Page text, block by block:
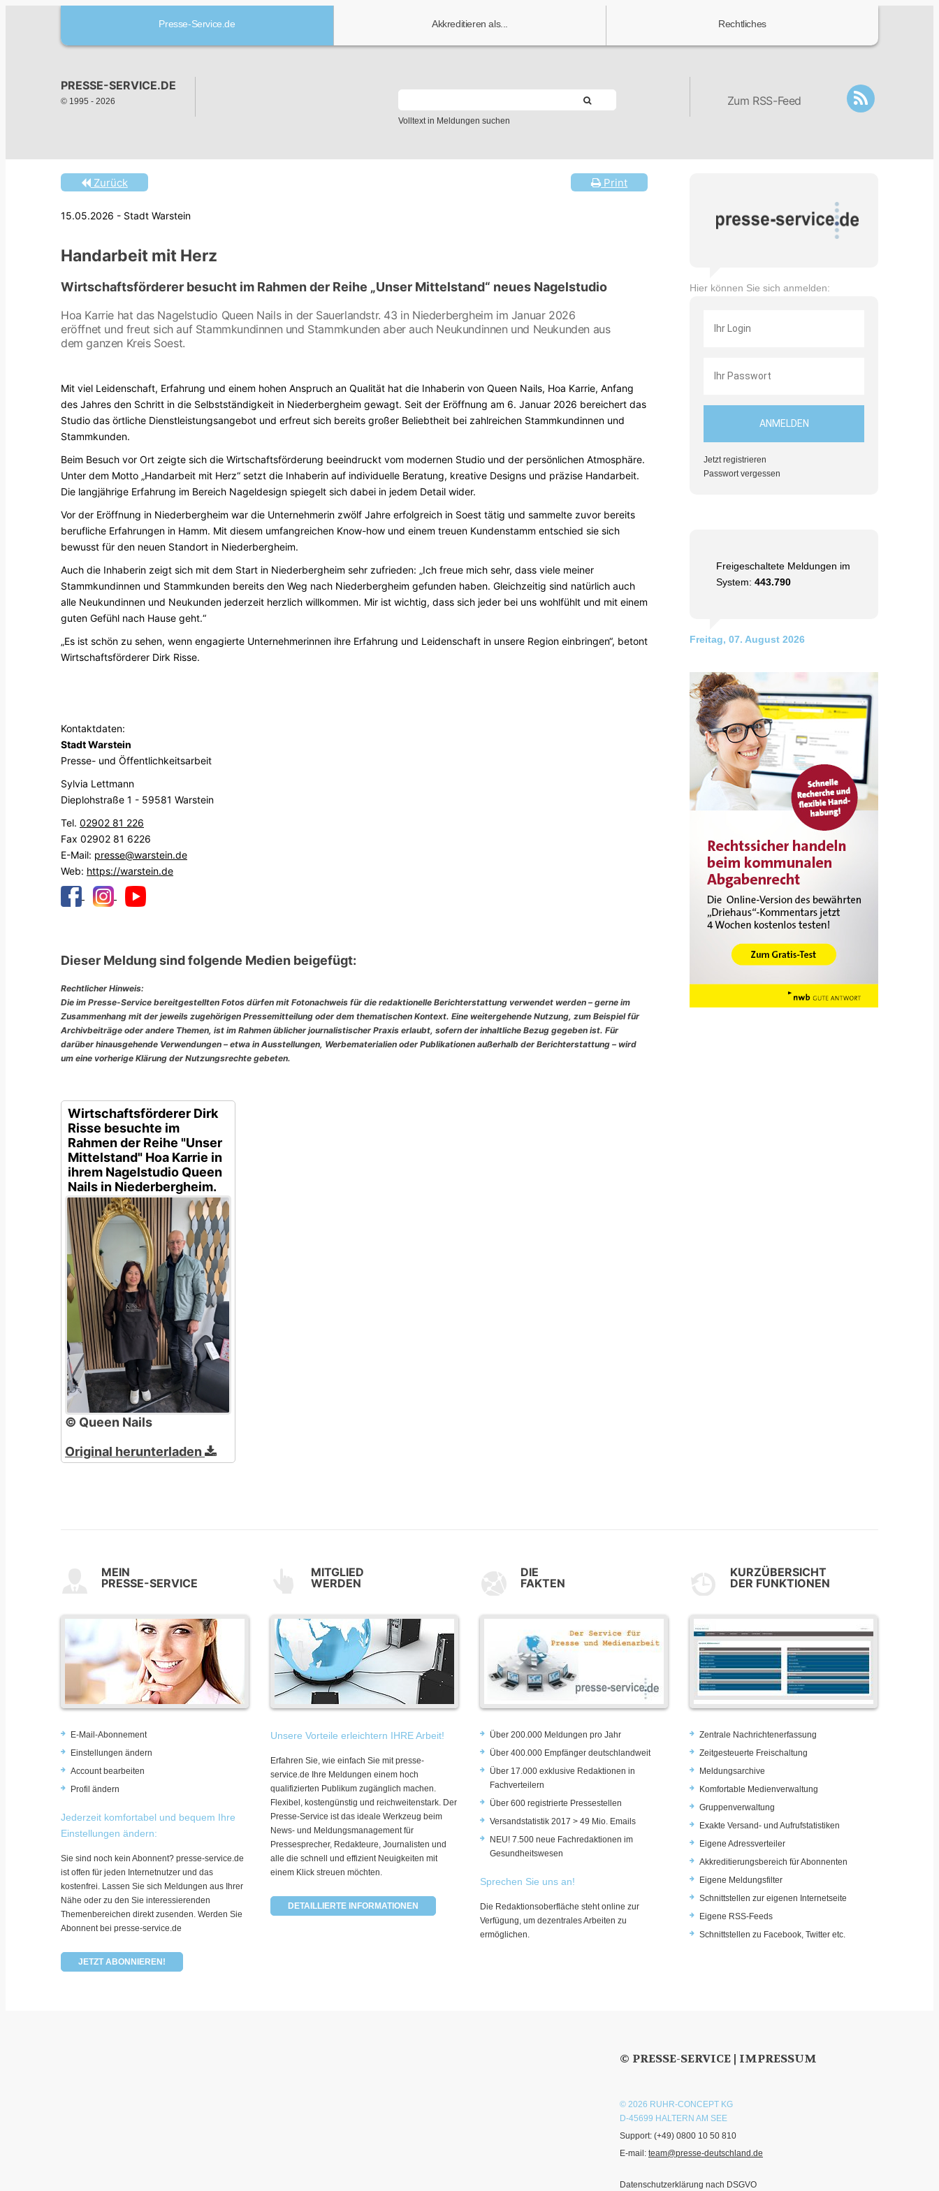
Presse-Service.de Akkreditieren als... Rechtliches
PRESSE-SERVICE.DE
© 1995 - 2026
Volltext in Meldungen suchen
Zum RSS-Feed
Print
Zurück
15.05.2026 - Stadt Warstein
Handarbeit mit Herz
Wirtschaftsförderer besucht im Rahmen der Reihe „Unser Mittelstand“ neues Nagelstudio
Hoa Karrie hat das Nagelstudio Queen Nails in der Sauerlandstr. 43 in Niederbergheim im Januar 2026
eröffnet und freut sich auf Stammkundinnen und Stammkunden aber auch Neukundinnen und Neukunden aus
dem ganzen Kreis Soest.
Mit viel Leidenschaft, Erfahrung und einem hohen Anspruch an Qualität hat die Inhaberin von Queen Nails, Hoa Karrie, Anfang
des Jahres den Schritt in die Selbstständigkeit in Niederbergheim gewagt. Seit der Eröffnung am 6. Januar 2026 bereichert das
Studio das örtliche Dienstleistungsangebot und erfreut sich bereits großer Beliebtheit bei zahlreichen Stammkundinnen und
Stammkunden.
Beim Besuch vor Ort zeigte sich die Wirtschaftsförderung beeindruckt vom modernen Studio und der persönlichen Atmosphäre.
Unter dem Motto „Handarbeit mit Herz“ setzt die Inhaberin auf individuelle Beratung, kreative Designs und präzise Handarbeit.
Die langjährige Erfahrung im Bereich Nageldesign spiegelt sich dabei in jedem Detail wider.
Vor der Eröffnung in Niederbergheim war die Unternehmerin zwölf Jahre erfolgreich in Soest tätig und sammelte zuvor bereits
berufliche Erfahrungen in Hamm. Mit diesem umfangreichen Know-how und einem treuen Kundenstamm entschied sie sich
bewusst für den neuen Standort in Niederbergheim.
Auch die Inhaberin zeigt sich mit dem Start in Niederbergheim sehr zufrieden: „Ich freue mich sehr, dass viele meiner
Stammkundinnen und Stammkunden bereits den Weg nach Niederbergheim gefunden haben. Gleichzeitig sind natürlich auch
alle Neukundinnen und Neukunden jederzeit herzlich willkommen. Mir ist wichtig, dass sich jeder bei uns wohlfühlt und mit einem
guten Gefühl nach Hause geht.“
„Es ist schön zu sehen, wenn engagierte Unternehmerinnen ihre Erfahrung und Leidenschaft in unsere Region einbringen“, betont
Wirtschaftsförderer Dirk Risse.
Kontaktdaten:
Stadt Warstein
Presse- und Öffentlichkeitsarbeit
Sylvia Lettmann
Dieplohstraße 1 - 59581 Warstein
Tel. 02902 81 226
Fax 02902 81 6226
E-Mail: presse@warstein.de
Web: https://warstein.de
Dieser Meldung sind folgende Medien beigefügt:
Rechtlicher Hinweis:
Die im Presse-Service bereitgestellten Fotos dürfen mit Fotonachweis für die redaktionelle Berichterstattung verwendet werden – gerne im
Zusammenhang mit der jeweils zugehörigen Pressemitteilung oder dem thematischen Kontext. Eine weitergehende Nutzung, zum Beispiel für
Archivbeiträge oder andere Themen, ist im Rahmen üblicher journalistischer Praxis erlaubt, sofern der inhaltliche Bezug gegeben ist. Für
darüber hinausgehende Verwendungen – etwa in Ausstellungen, Werbematerialien oder Publikationen außerhalb der Berichterstattung – wird
um eine vorherige Klärung der Nutzungsrechte gebeten.
Wirtschaftsförderer Dirk
Risse besuchte im
Rahmen der Reihe "Unser
Mittelstand" Hoa Karrie in
ihrem Nagelstudio Queen
Nails in Niederbergheim.
© Queen Nails
Original herunterladen
Hier können Sie sich anmelden:
Jetzt registrieren
Passwort vergessen
Freigeschaltete Meldungen im
System: 443.790
Freitag, 07. August 2026
MEIN
PRESSE-SERVICE
E-Mail-Abonnement
Einstellungen ändern
Account bearbeiten
Profil ändern
Jederzeit komfortabel und bequem Ihre
Einstellungen ändern:
Sie sind noch kein Abonnent? presse-service.de
ist offen für jeden Internetnutzer und das
kostenfrei. Lassen Sie sich Meldungen aus Ihrer
Nähe oder zu den Sie interessierenden
Themenbereichen direkt zusenden. Werden Sie
Abonnent bei presse-service.de
JETZT ABONNIEREN!
MITGLIED
WERDEN
Unsere Vorteile erleichtern IHRE Arbeit!
Erfahren Sie, wie einfach Sie mit presse-
service.de Ihre Meldungen einem hoch
qualifizierten Publikum zugänglich machen.
Flexibel, kostengünstig und reichweitenstark. Der
Presse-Service ist das ideale Werkzeug beim
News- und Meldungsmanagement für
Pressesprecher, Redakteure, Journalisten und
alle die schnell und effizient Neuigkeiten mit
einem Klick streuen möchten.
DETAILLIERTE INFORMATIONEN
DIE
FAKTEN
Über 200.000 Meldungen pro Jahr
Über 400.000 Empfänger deutschlandweit
Über 17.000 exklusive Redaktionen in
Fachverteilern
Über 600 registrierte Pressestellen
Versandstatistik 2017 > 49 Mio. Emails
NEU! 7.500 neue Fachredaktionen im
Gesundheitswesen
Sprechen Sie uns an!
Die Redaktionsoberfläche steht online zur
Verfügung, um dezentrales Arbeiten zu
ermöglichen.
KURZÜBERSICHT
DER FUNKTIONEN
Zentrale Nachrichtenerfassung
Zeitgesteuerte Freischaltung
Meldungsarchive
Komfortable Medienverwaltung
Gruppenverwaltung
Exakte Versand- und Aufrufstatistiken
Eigene Adressverteiler
Akkreditierungsbereich für Abonnenten
Eigene Meldungsfilter
Schnittstellen zur eigenen Internetseite
Eigene RSS-Feeds
Schnittstellen zu Facebook, Twitter etc.
© PRESSE-SERVICE | IMPRESSUM
© 2026 RUHR-CONCEPT KG
D-45699 HALTERN AM SEE
Support: (+49) 0800 10 50 810
E-mail: team@presse-deutschland.de
Datenschutzerklärung nach DSGVO